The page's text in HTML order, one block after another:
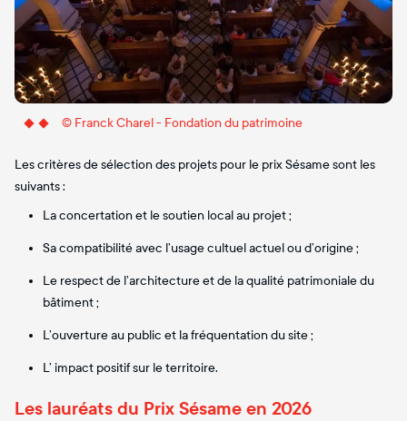
© Franck Charel - Fondation du patrimoine
Les critères de sélection des projets pour le prix Sésame sont les
suivants :
La concertation et le soutien local au projet ;
Sa compatibilité avec l’usage cultuel actuel ou d’origine ;
Le respect de l’architecture et de la qualité patrimoniale du
bâtiment ;
L’ouverture au public et la fréquentation du site ;
L’ impact positif sur le territoire.
Les lauréats du Prix Sésame en 2026